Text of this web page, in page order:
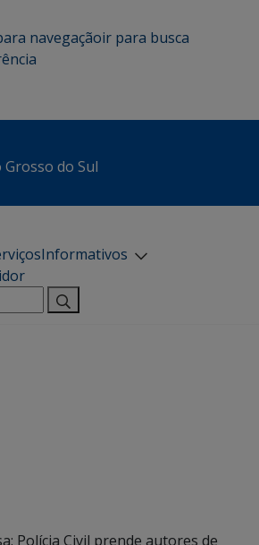
navegaçãoir para busca
do Sul
Informativos
Polícia Civil prende autores de